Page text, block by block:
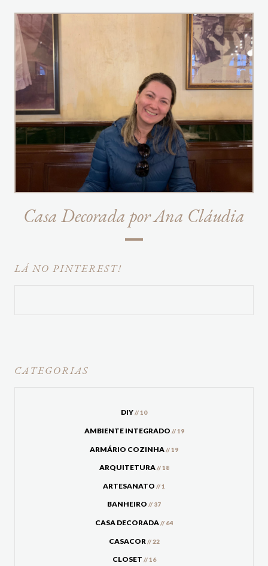
Casa Decorada por Ana Cláudia
LÁ NO PINTEREST!
CATEGORIAS
DIY// 10
AMBIENTE INTEGRADO // 19
ARMÁRIO COZINHA// 19
ARQUITETURA// 18
ARTESANATO // 1
BANHEIRO // 37
CASA DECORADA// 64
CASACOR // 22
CLOSET // 16